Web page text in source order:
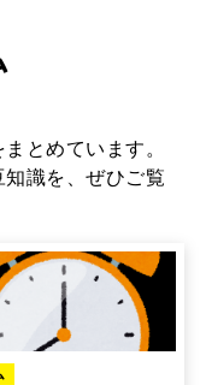
さい。
でなく、おもち
商品もご一緒に
さずにぜひご利
とめています。
識を、ぜひご覧